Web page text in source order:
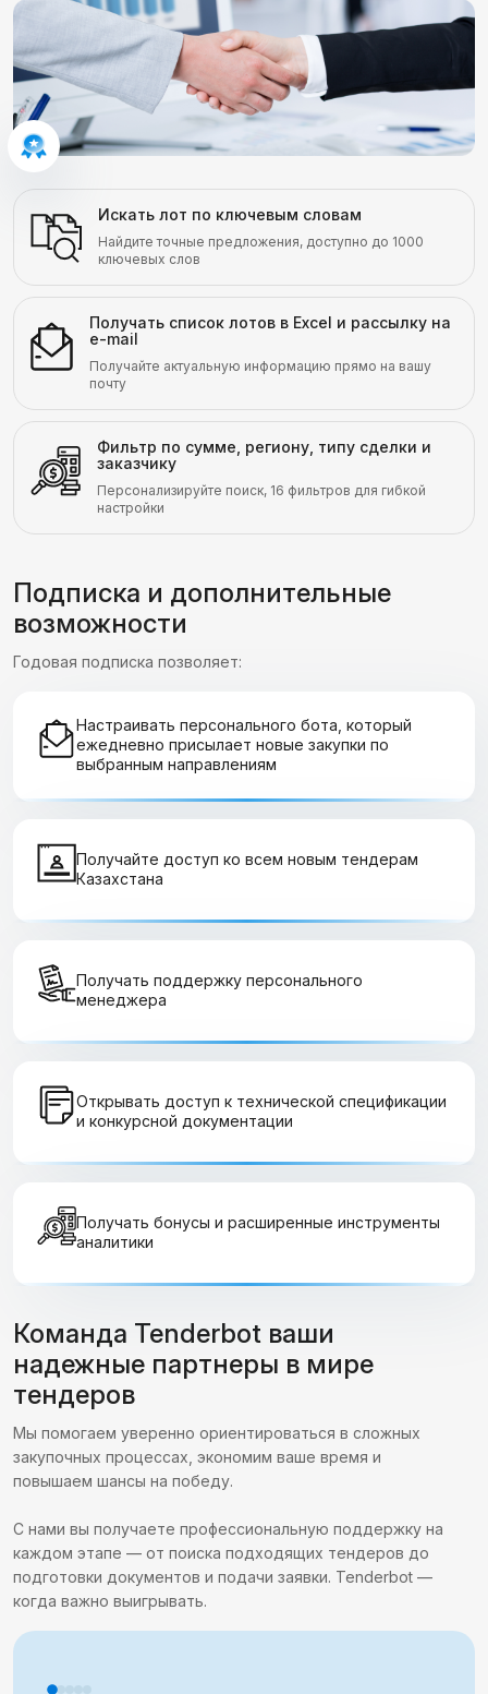
Искать лот по ключевым словам
Найдите точные предложения, доступно до 1000
ключевых слов
Получать список лотов в Excel и рассылку на
e-mail
Получайте актуальную информацию прямо на вашу
почту
Фильтр по сумме, региону, типу сделки и
заказчику
Персонализируйте поиск, 16 фильтров для гибкой
настройки
Подписка и дополнительные
возможности
Годовая подписка позволяет:
Настраивать персонального бота, который
ежедневно присылает новые закупки по
выбранным направлениям
Получайте доступ ко всем новым тендерам
Казахстана
Получать поддержку персонального
менеджера
Открывать доступ к технической спецификации
и конкурсной документации
Получать бонусы и расширенные инструменты
аналитики
Команда Tenderbot ваши
надежные партнеры в мире
тендеров
Мы помогаем уверенно ориентироваться в сложных
закупочных процессах, экономим ваше время и
повышаем шансы на победу.
С нами вы получаете профессиональную поддержку на
каждом этапе — от поиска подходящих тендеров до
подготовки документов и подачи заявки. Tenderbot —
когда важно выигрывать.